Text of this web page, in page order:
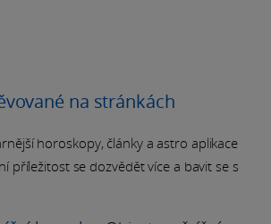
na stránkách
horoskopy, články a astro aplikace
příležitost se dozvědět více a bavit se s